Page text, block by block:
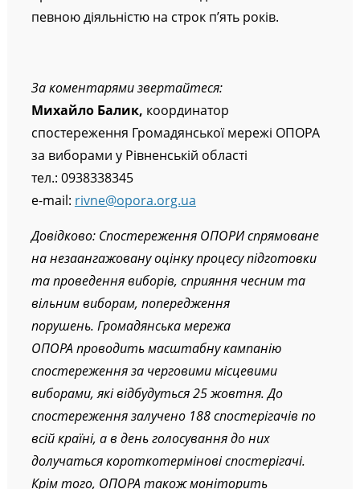
права обіймати певні посади або займатися
За коментарями звертайтеся:
Михайло Балик,координатор
спостереження Громадянської мережі ОПОРА
за виборами у Рівненській області
тел.: 0938338345
Довідково: Спостереження ОПОРИ спрямоване
на незаангажовану оцінку процесу підготовки
та проведення виборів, сприяння чесним та
вільним виборам, попередження
порушень. Громадянська мережа
ОПОРА проводить масштабну кампанію
спостереження за черговими місцевими
виборами, які відбудуться 25 жовтня. До
спостереження залучено 188 спостерігачів по
всій країні, а в день голосування до них
долучаться короткотермінові спостерігачі.